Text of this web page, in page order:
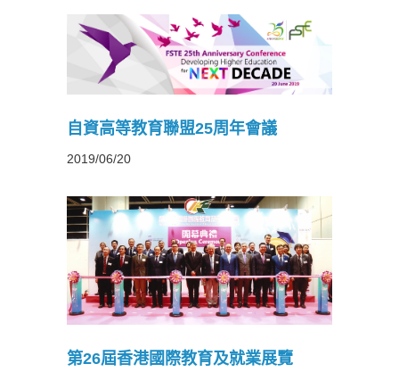
自資高等教育聯盟25周年會議
2019/06/20
第26屆香港國際教育及就業展覽